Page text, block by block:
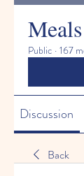
Public · 167
Discussion
Back